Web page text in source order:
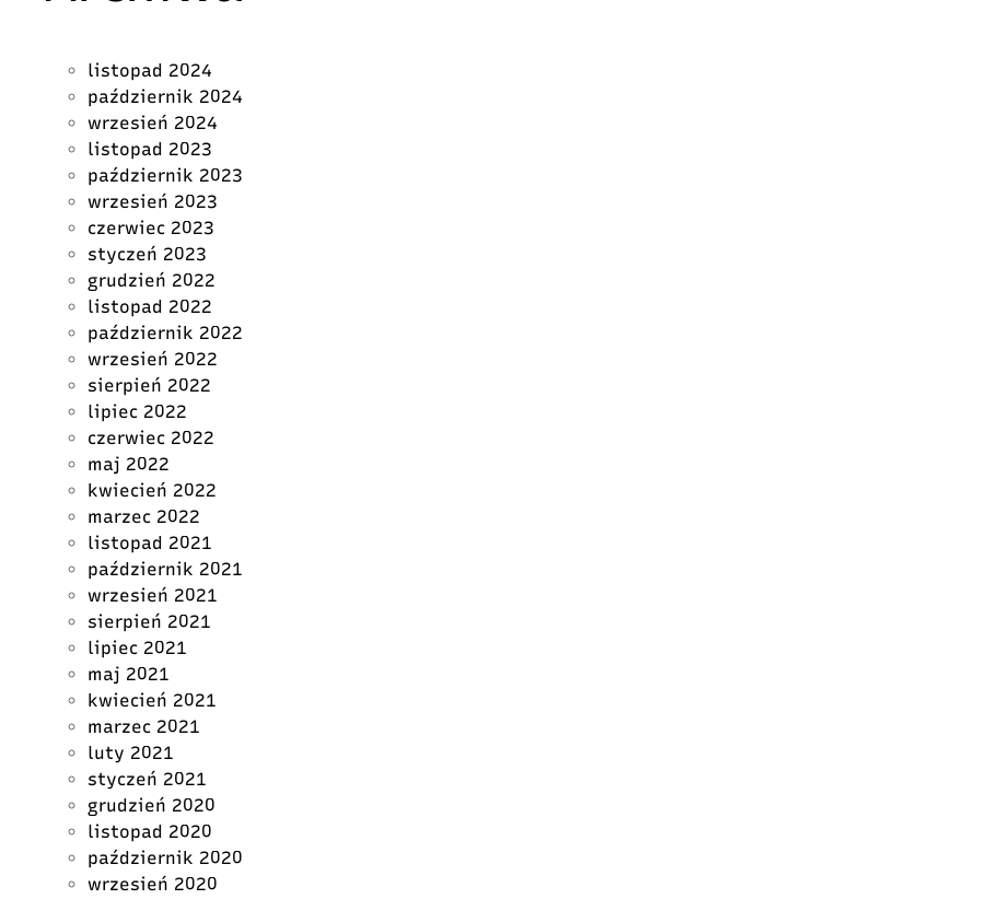
listopad 2024
październik 2024
wrzesień 2024
listopad 2023
październik 2023
wrzesień 2023
czerwiec 2023
styczeń 2023
grudzień 2022
listopad 2022
październik 2022
wrzesień 2022
sierpień 2022
lipiec 2022
czerwiec 2022
maj 2022
kwiecień 2022
marzec 2022
listopad 2021
październik 2021
wrzesień 2021
sierpień 2021
lipiec 2021
maj 2021
kwiecień 2021
marzec 2021
luty 2021
styczeń 2021
grudzień 2020
listopad 2020
październik 2020
wrzesień 2020